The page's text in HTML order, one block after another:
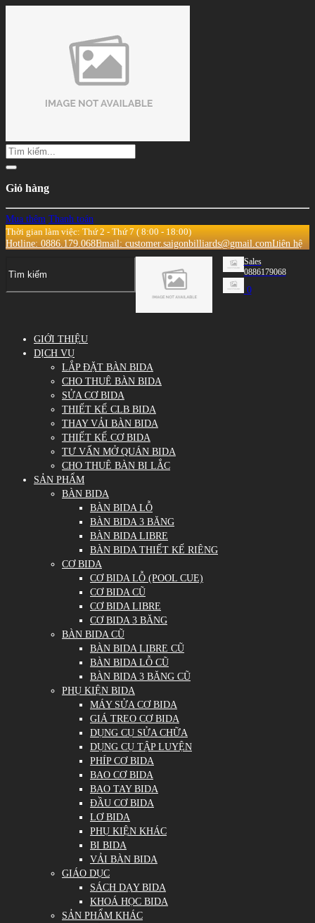
Giỏ hàng
Mua thêm Thanh toán
Thời gian làm việc: Thứ 2 - Thứ 7 ( 8:00 - 18:00)
Hotline: 0886.179.068Email: customer.saigonbilliards@gmail.comLiên hệ
Sales
0886179068
0
GIỚI THIỆU
DỊCH VỤ
LẮP ĐẶT BÀN BIDA
CHO THUÊ BÀN BIDA
SỬA CƠ BIDA
THIẾT KẾ CLB BIDA
THAY VẢI BÀN BIDA
THIẾT KẾ CƠ BIDA
TƯ VẤN MỞ QUÁN BIDA
CHO THUÊ BÀN BI LẮC
SẢN PHẨM
BÀN BIDA
BÀN BIDA LỖ
BÀN BIDA 3 BĂNG
BÀN BIDA LIBRE
BÀN BIDA THIẾT KẾ RIÊNG
CƠ BIDA
CƠ BIDA LỖ (POOL CUE)
CƠ BIDA CŨ
CƠ BIDA LIBRE
CƠ BIDA 3 BĂNG
BÀN BIDA CŨ
BÀN BIDA LIBRE CŨ
BÀN BIDA LỖ CŨ
BÀN BIDA 3 BĂNG CŨ
PHỤ KIỆN BIDA
MÁY SỬA CƠ BIDA
GIÁ TREO CƠ BIDA
DỤNG CỤ SỬA CHỮA
DỤNG CỤ TẬP LUYỆN
PHÍP CƠ BIDA
BAO CƠ BIDA
BAO TAY BIDA
ĐẦU CƠ BIDA
LƠ BIDA
PHỤ KIỆN KHÁC
BI BIDA
VẢI BÀN BIDA
GIÁO DỤC
SÁCH DẠY BIDA
KHOÁ HỌC BIDA
SẢN PHẨM KHÁC